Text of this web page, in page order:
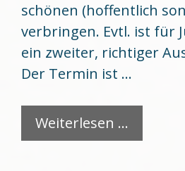
schönen (hoffentlich
verbringen. Evtl. ist für
ein zweiter, richtiger
Der Termin ist …
Weiterlesen …